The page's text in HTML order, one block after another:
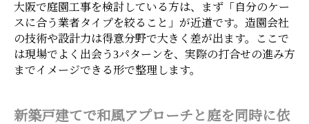
大阪で庭園工事を検討している方は、まず「自分のケー
スに合う業者タイプを絞ること」が近道です。造園会社
の技術や設計力は得意分野で大きく差が出ます。ここで
は現場でよく出会う3パターンを、実際の打合せの進み方
までイメージできる形で整理します。
新築戸建てで和風アプローチと庭を同時に依